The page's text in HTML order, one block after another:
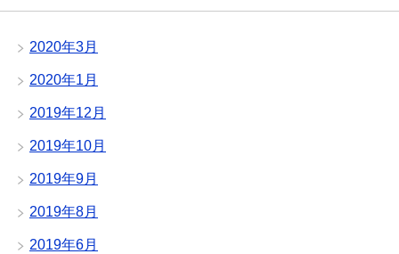
2020年3月
2020年1月
2019年12月
2019年10月
2019年9月
2019年8月
2019年6月